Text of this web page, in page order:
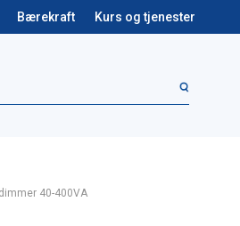
Bærekraft Kurs og tjenester
40-400VA